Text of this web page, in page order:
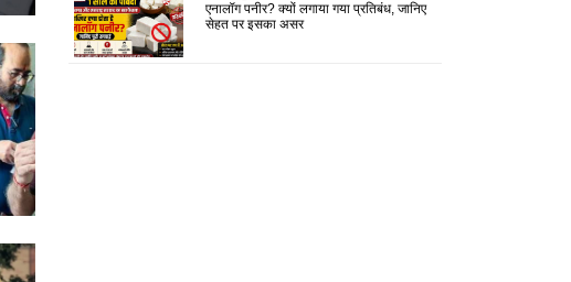
एनालॉग पनीर? क्यों लगाया गया प्रतिबंध, जानिए
सेहत पर इसका असर